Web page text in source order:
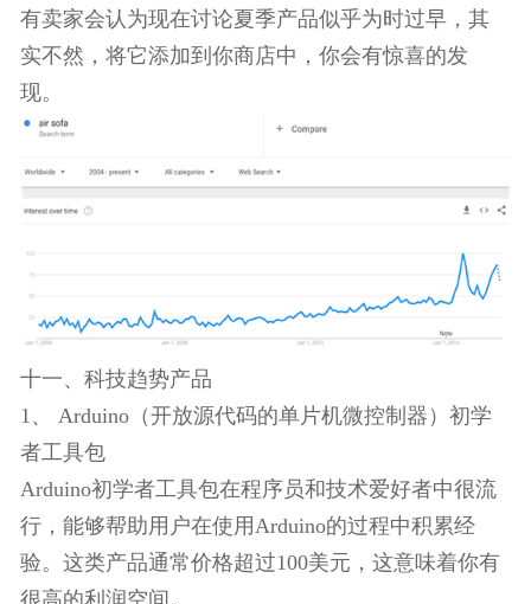
它将成为 2018年最流行的产品之一。
十、户外趋势产品
1、充气沙发
充气沙发特别适合在进行户外活动时使用。谷歌趋
势显示，充气沙发从2016年7月开始热度大增，夏季
是它最畅销的季节。
有卖家会认为现在讨论夏季产品似乎为时过早，其
实不然，将它添加到你商店中，你会有惊喜的发
现。